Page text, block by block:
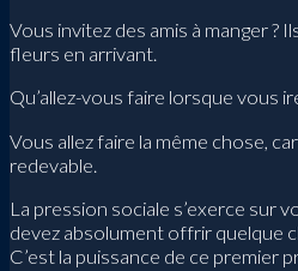
Vous invitez des amis à manger ?
fleurs en arrivant.
Qu’allez-vous faire lorsque vous
Vous allez faire la même chose,
redevable.
La pression sociale s’exerce sur
devez absolument offrir quelque
C’est la puissance de ce premier